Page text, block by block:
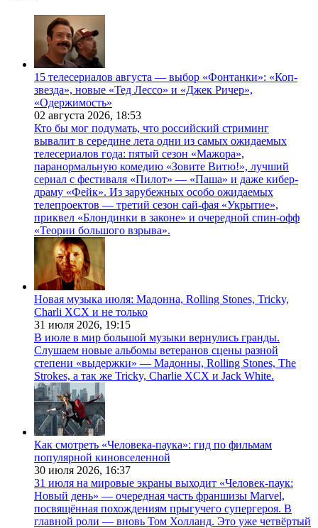
15 телесериалов августа — выбор «Фонтанки»: «Коп-
звезда», новые «Тед Лессо» и «Джек Ричер»,
«Одержимость»
02 августа 2026, 18:53
Кто бы мог подумать, что российский стриминг
вывалит в середине лета одни из самых ожидаемых
телесериалов года: пятый сезон «Мажора»,
паранормальную комедию «Зовите Витю!», лучший
сериал с фестиваля «Пилот» — «Паша» и даже кибер-
драму «Фейк». Из зарубежных особо ожидаемых
телепроектов — третий сезон сай-фая «Укрытие»,
приквел «Блондинки в законе» и очередной спин-офф
«Теории большого взрыва».
Новая музыка июля: Мадонна, Rolling Stones, Tricky,
Charli XCX и не только
31 июля 2026, 19:15
В июле в мир большой музыки вернулись гранды.
Слушаем новые альбомы ветеранов сцены разной
степени «выдержки» — Мадонны, Rolling Stones, The
Strokes, а так же Tricky, Charlie XCX и Jack White.
Как смотреть «Человека-паука»: гид по фильмам
популярной киновселенной
30 июля 2026, 16:37
31 июля на мировые экраны выходит «Человек-паук:
Новый день» — очередная часть франшизы Marvel,
посвящённая похождениям прыгучего супергероя. В
главной роли — вновь Том Холланд. Это уже четвёртый